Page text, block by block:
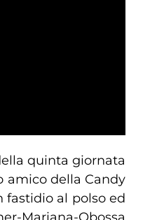
quinta giornata
amico della Candy
fastidio al polso ed